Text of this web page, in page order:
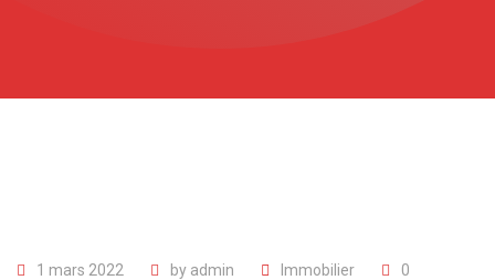
1 mars 2022 by admin Immobilier
0